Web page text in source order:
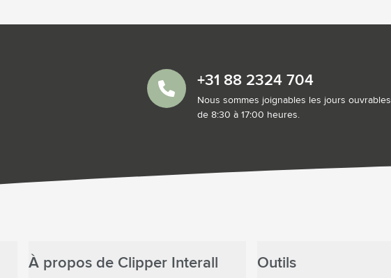
+31 88 2324 704
Nous sommes joignables les jours ouvrables
de 8:30 à 17:00 heures.
À propos de Clipper Interall Outils